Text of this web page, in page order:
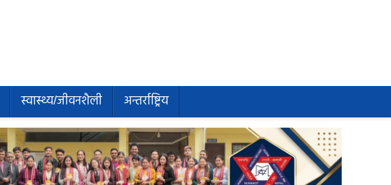
स्वास्थ्य/जीवनशैली अन्तर्राष्ट्रिय